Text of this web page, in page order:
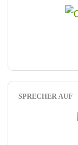
SPRECHER AUF